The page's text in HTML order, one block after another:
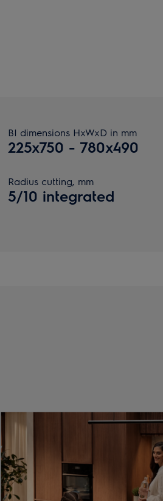
BI dimensions HxWxD in mm
225x750 - 780x490
Radius cutting, mm
5/10 integrated